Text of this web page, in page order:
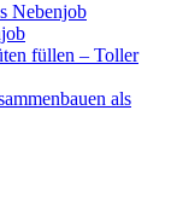
Nebenjob
füllen – Toller
als